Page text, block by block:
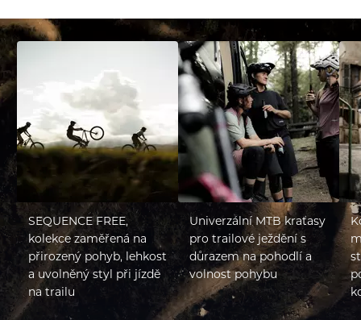
SEQUENCE FREE,
kolekce zaměřená na
přirozený pohyb, lehkost
a uvolněný styl při jízdě
na trailu
Univerzální MTB kraťasy
pro trailové ježdění s
důrazem na pohodlí a
volnost pohybu